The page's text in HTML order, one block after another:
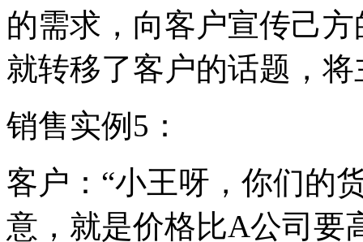
的需求，向客户宣传己
就转移了客户的话题，
销售实例5：
客户：“小王呀，你们的
意，就是价格比A公司要